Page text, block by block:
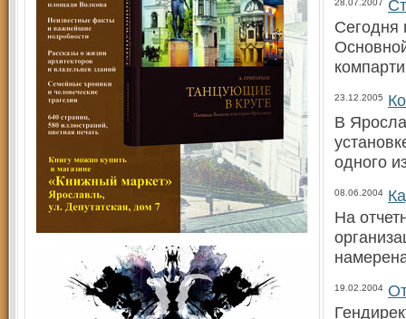
28.07.2007
Сегодня
23.12.2005
В
одного
08.06.2004
На
19.02.2004